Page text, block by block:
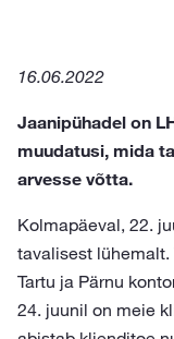
16.06.2022
Jaanipühadel on
muudatusi, mida
arvesse võtta.
Kolmapäeval, 22.
tavalisest lühemalt.
Tartu ja Pärnu
24. juunil on meie